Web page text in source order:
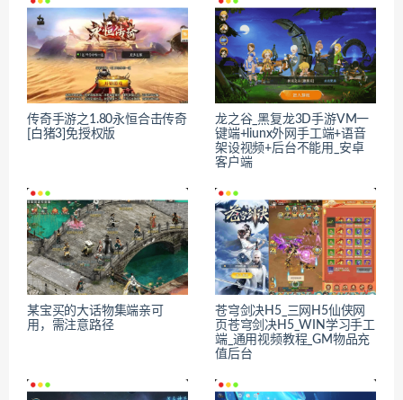
传奇手游之1.80永恒合击传奇
[白猪3]免授权版
龙之谷_黑复龙3D手游VM一
键端+liunx外网手工端+语音
架设视频+后台不能用_安卓
客户端
某宝买的大话物集端亲可
用，需注意路径
苍穹剑决H5_三网H5仙侠网
页苍穹剑决H5_WIN学习手工
端_通用视频教程_GM物品充
值后台